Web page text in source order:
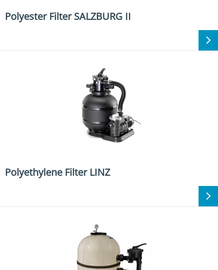
Polyester Filter SALZBURG II
Polyethylene Filter LINZ